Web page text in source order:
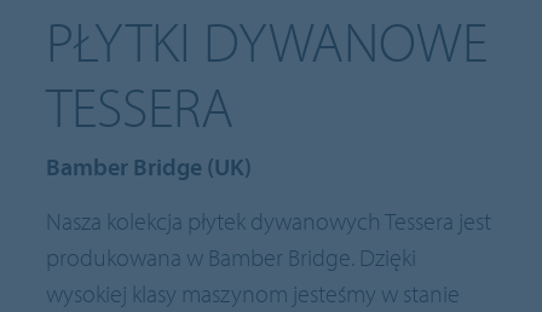
PŁYTKI DYWANOWE
TESSERA
Bamber Bridge (UK)
Nasza kolekcja płytek dywanowych Tessera jest
produkowana w Bamber Bridge. Dzięki
wysokiej klasy maszynom jesteśmy w stanie